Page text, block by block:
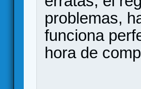
problemas,
funciona
hora de